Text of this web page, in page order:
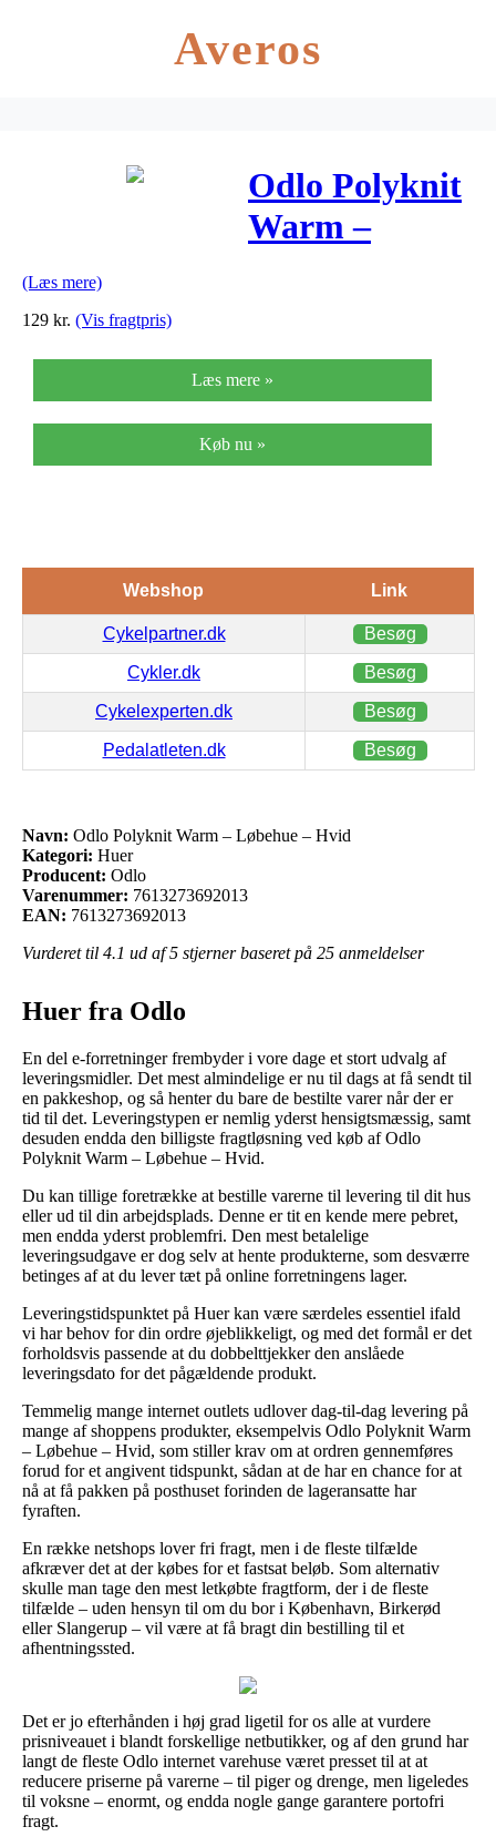
Averos
Odlo Polyknit
Warm –
(Læs mere)
129 kr. (Vis fragtpris)
Læs mere »
Køb nu »
Webshop Link
Cykelpartner.dk Besøg
Cykler.dk Besøg
Cykelexperten.dk Besøg
Pedalatleten.dk Besøg
Navn: Odlo Polyknit Warm – Løbehue – Hvid
Kategori: Huer
Producent: Odlo
Varenummer: 7613273692013
EAN: 7613273692013
Vurderet til 4.1 ud af 5 stjerner baseret på 25 anmeldelser
Huer fra Odlo
En del e-forretninger frembyder i vore dage et stort udvalg af
leveringsmidler. Det mest almindelige er nu til dags at få sendt til
en pakkeshop, og så henter du bare de bestilte varer når der er
tid til det. Leveringstypen er nemlig yderst hensigtsmæssig, samt
desuden endda den billigste fragtløsning ved køb af Odlo
Polyknit Warm – Løbehue – Hvid.
Du kan tillige foretrække at bestille varerne til levering til dit hus
eller ud til din arbejdsplads. Denne er tit en kende mere pebret,
men endda yderst problemfri. Den mest betalelige
leveringsudgave er dog selv at hente produkterne, som desværre
betinges af at du lever tæt på online forretningens lager.
Leveringstidspunktet på Huer kan være særdeles essentiel ifald
vi har behov for din ordre øjeblikkeligt, og med det formål er det
forholdsvis passende at du dobbelttjekker den anslåede
leveringsdato for det pågældende produkt.
Temmelig mange internet outlets udlover dag-til-dag levering på
mange af shoppens produkter, eksempelvis Odlo Polyknit Warm
– Løbehue – Hvid, som stiller krav om at ordren gennemføres
forud for et angivent tidspunkt, sådan at de har en chance for at
nå at få pakken på posthuset forinden de lageransatte har
fyraften.
En række netshops lover fri fragt, men i de fleste tilfælde
afkræver det at der købes for et fastsat beløb. Som alternativ
skulle man tage den mest letkøbte fragtform, der i de fleste
tilfælde – uden hensyn til om du bor i København, Birkerød
eller Slangerup – vil være at få bragt din bestilling til et
afhentningssted.
Det er jo efterhånden i høj grad ligetil for os alle at vurdere
prisniveauet i blandt forskellige netbutikker, og af den grund har
langt de fleste Odlo internet varehuse været presset til at at
reducere priserne på varerne – til piger og drenge, men ligeledes
til voksne – enormt, og endda nogle gange garantere portofri
fragt.